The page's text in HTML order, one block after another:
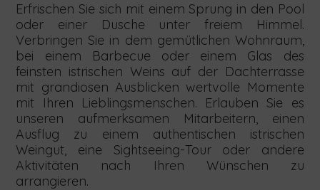
Erfrischen Sie sich mit einem Sprung in den Pool
oder einer Dusche unter freiem Himmel.
Verbringen Sie in dem gemütlichen Wohnraum,
bei einem Barbecue oder einem Glas des
feinsten istrischen Weins auf der Dachterrasse
mit grandiosen Ausblicken wertvolle Momente
mit Ihren Lieblingsmenschen. Erlauben Sie es
unseren aufmerksamen Mitarbeitern, einen
Ausflug zu einem authentischen istrischen
Weingut, eine Sightseeing-Tour oder andere
Aktivitäten nach Ihren Wünschen zu
arrangieren.